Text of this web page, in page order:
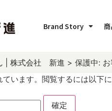
Brand Story
| 株式会社 新進 > 保護中:
います。閲覧するには以下